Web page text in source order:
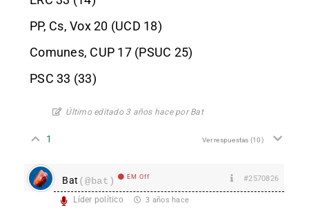
PP, Cs, Vox 20 (UCD 18)
Comunes, CUP 17 (PSUC 25)
PSC 33 (33)
Último editado 3 años hace por Bat
1 Ver respuestas (10)
Bat (@bat) EM Off #2570826
Líder político 3 años hace